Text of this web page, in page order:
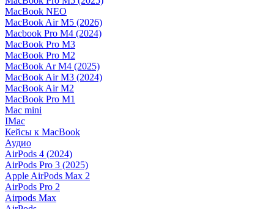
MacBook NEO
MacBook Air M5 (2026)
Macbook Pro M4 (2024)
MacBook Pro M3
MacBook Pro M2
MacBook Ar M4 (2025)
MacBook Air M3 (2024)
MacBook Air M2
MacBook Pro M1
Mac mini
IMac
Кейсы к MacBook
Аудио
AirPods 4 (2024)
AirPods Pro 3 (2025)
Apple AirPods Max 2
AirPods Pro 2
Airpods Max